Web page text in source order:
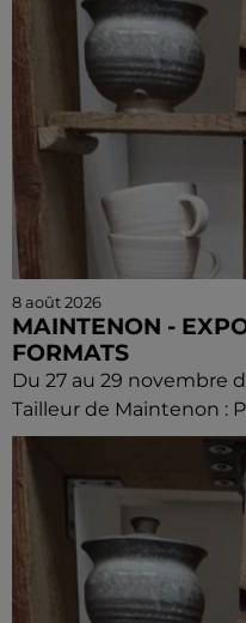
8 août 2026
MAINTENON -
FORMATS
Du 27 au 29 novembre
Tailleur de Maintenon :